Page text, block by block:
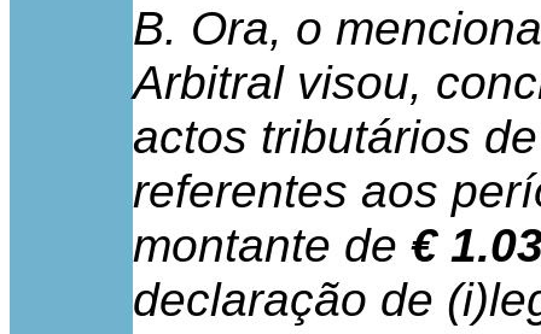
B. Ora, o
Arbitral visou,
actos tributários
referentes aos
montante de €
declaração de